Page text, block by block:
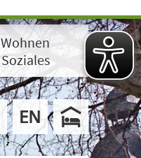
Wohnen
Soziales